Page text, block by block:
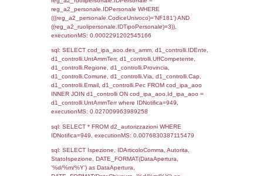
sql: SELECT a1.RagioneSociale,
localita, el_prov.citta AS provincia,
DATE(n.DataInvioNotifica) as
n.FileNotificaZip, n.DataFileNotificaZip
LEFT JOIN infostabilimento i ON
n.CodiceUnivoco LEFT JOIN
a1.CodiceUnivoco = n.CodiceUnivoco LEFT
el_comuni AS el_com ON a1.ComuneStab =
el_com.IstComune LEFT JOIN el_province
a1.ProvinciaStab = el_prov.IstProvincia
sql: SELECT a1_stabilimento.*,